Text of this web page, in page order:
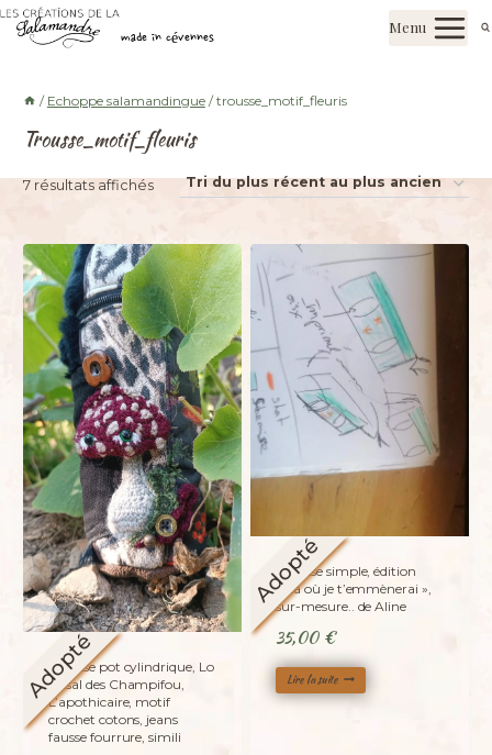
Aller
au
made in cévennes
Menu
/ Echoppe salamandingue / trousse_motif_fleuris
Trousse_motif_fleuris
7 résultats affichésTrié
plus
récent
au
plus
ancien
Adopté
Trousse pot cylindrique, Lo
Casal des Champifou,
L’apothicaire, motif
crochet cotons, jeans
fausse fourrure, simili
Adopté
Trousse simple, édition
« Là où je t’emmènerai »,
sur-mesure.. de Aline
35,00 €
Lire la suite